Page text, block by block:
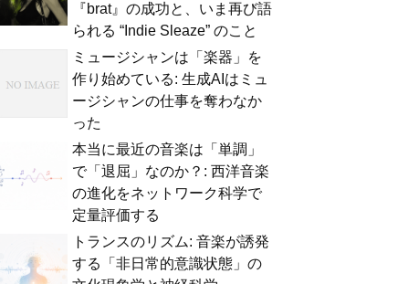
『brat』の成功と、いま再び語
られる “Indie Sleaze” のこと
ミュージシャンは「楽器」を
作り始めている: 生成AIはミュ
ージシャンの仕事を奪わなか
った
本当に最近の音楽は「単調」
で「退屈」なのか？: 西洋音楽
の進化をネットワーク科学で
定量評価する
トランスのリズム: 音楽が誘発
する「非日常的意識状態」の